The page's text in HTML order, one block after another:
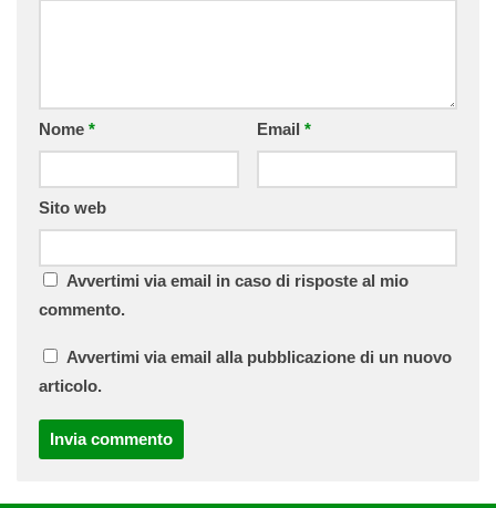
Nome * Email *
Sito web
Avvertimi via email in caso di risposte al mio
commento.
Avvertimi via email alla pubblicazione di un nuovo
articolo.